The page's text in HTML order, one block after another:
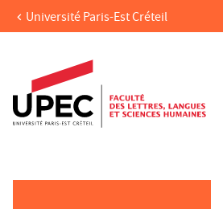
Aller au contenu
Accès directs
Recherche
Navigation secondaire
Université Paris-Est Créteil